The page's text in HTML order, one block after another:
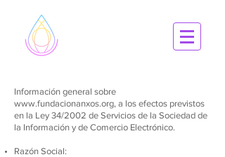
Información general sobre
www.fundacionanxos.org, a los efectos previstos
en la Ley 34/2002 de Servicios de la Sociedad de
la Información y de Comercio Electrónico.
Razón Social: